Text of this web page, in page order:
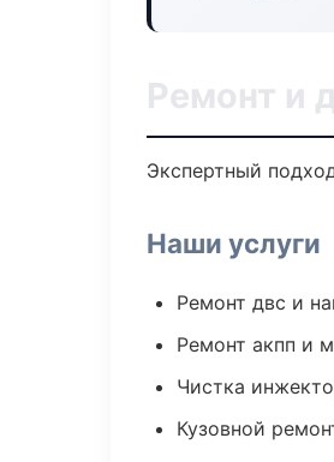
Ремонт и
Экспертный
Наши услуги
Ремонт двс и
Ремонт акпп и
Чистка
Кузовной